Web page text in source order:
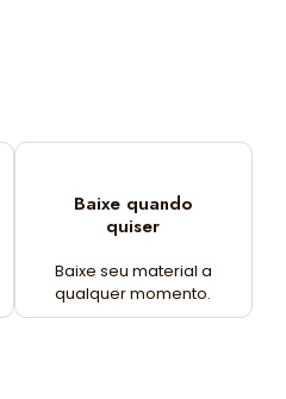
Baixe quando
quiser
Baixe seu material a
qualquer momento.